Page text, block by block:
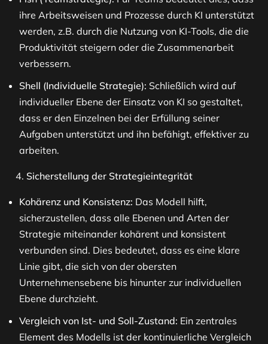
ihre Arbeitsweisen und Prozesse durch KI unterstützt
werden, z.B. durch die Nutzung von KI-Tools, die die
Produktivität steigern oder die Zusammenarbeit
verbessern.
Shell (Individuelle Strategie): Schließlich wird auf
individueller Ebene der Einsatz von KI so gestaltet,
dass er den Einzelnen bei der Erfüllung seiner
Aufgaben unterstützt und ihn befähigt, effektiver zu
arbeiten.
Sicherstellung der Strategieintegrität
Kohärenz und Konsistenz: Das Modell hilft,
sicherzustellen, dass alle Ebenen und Arten der
Strategie miteinander kohärent und konsistent
verbunden sind. Dies bedeutet, dass es eine klare
Linie gibt, die sich von der obersten
Unternehmensebene bis hinunter zur individuellen
Ebene durchzieht​​.
Vergleich von Ist- und Soll-Zustand: Ein zentrales
Element des Modells ist der kontinuierliche Vergleich